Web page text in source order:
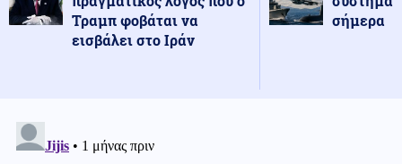
Τραμπ φοβάται να
εισβάλει στο Ιράν
σήμερα